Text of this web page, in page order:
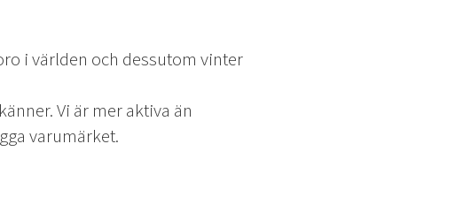
i världen och dessutom vinter
Vi är mer aktiva än
varumärket.